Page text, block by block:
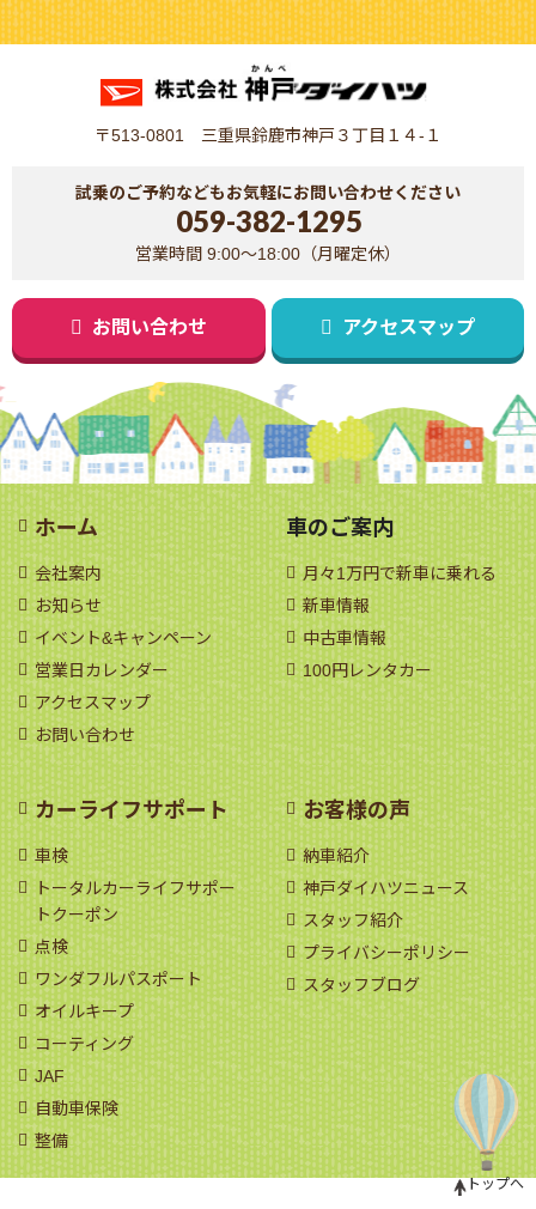
〒513-0801 三重県鈴鹿市神戸３丁目１４-１
試乗のご予約などもお気軽にお問い合わせください
059-382-1295
営業時間 9:00～18:00（月曜定休）
お問い合わせ アクセスマップ
ホーム
会社案内
お知らせ
イベント&キャンペーン
営業日カレンダー
アクセスマップ
お問い合わせ
車のご案内
月々1万円で新車に乗れる
新車情報
中古車情報
100円レンタカー
カーライフサポート
車検
トータルカーライフサポー
トクーポン
点検
ワンダフルパスポート
オイルキープ
コーティング
JAF
自動車保険
整備
お客様の声
納車紹介
神戸ダイハツニュース
スタッフ紹介
プライバシーポリシー
スタッフブログ
トップへ